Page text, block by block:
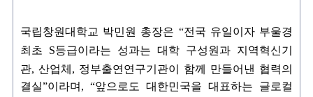
국립창원대학교 박민원 총장은 “전국 유일이자 부울경
최초
S등급이라는 성과는 대학 구성원과 지역혁신기
관, 산업체 , 정부출연연구기관이 함께 만들어낸 협력의
결실”이라며 , “앞으로도 대한민국을 대표하는 글로컬